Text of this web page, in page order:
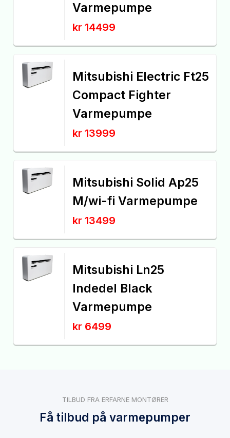
Varmepumpe
kr 14499
Mitsubishi Electric Ft25
Compact Fighter
Varmepumpe
kr 13999
Mitsubishi Solid Ap25
M/wi-fi Varmepumpe
kr 13499
Mitsubishi Ln25
Indedel Black
Varmepumpe
kr 6499
TILBUD FRA ERFARNE MONTØRER
Få tilbud på varmepumper